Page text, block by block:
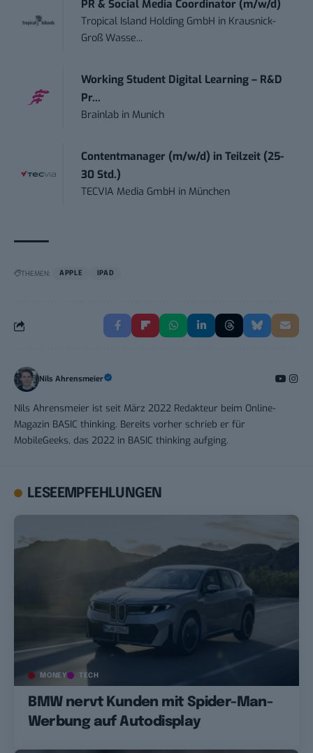
PR & Social Media Coordinator (m/w/d)
Tropical Island Holding GmbH in Krausnick-
Groß Wasse...
Working Student Digital Learning – R&D
Pr...
Brainlab in Munich
Contentmanager (m/w/d) in Teilzeit (25-
30 Std.)
TECVIA Media GmbH in München
THEMEN: APPLE IPAD
Nils Ahrensmeier
Nils Ahrensmeier ist seit März 2022 Redakteur beim Online-
Magazin BASIC thinking. Bereits vorher schrieb er für
MobileGeeks, das 2022 in BASIC thinking aufging.
LESEEMPFEHLUNGEN
MONEY TECH
BMW nervt Kunden mit Spider-Man-
Werbung auf Autodisplay